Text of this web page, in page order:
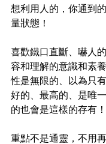
想利用人的，你通到
量狀態！
喜歡鐵口直斷、嚇人
容和理解的意識和素
性是無限的、以為只
好的、最高的、是唯
的也會是這樣的存有！
重點不是通靈，不用